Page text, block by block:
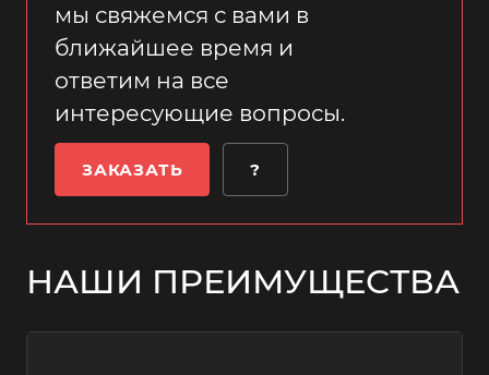
мы свяжемся с вами в
ближайшее время и
ответим на все
интересующие вопросы.
ЗАКАЗАТЬ ?
НАШИ ПРЕИМУЩЕСТВА